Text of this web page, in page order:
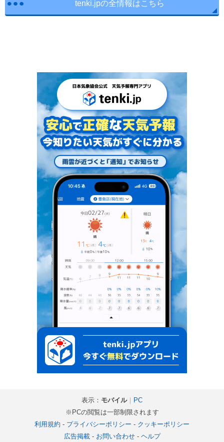
tenki.jpの全情報はこちら
表示： モバイル｜ PC
※PCの閲覧は一部制限されます
利用規約 - プライバシーポリシー - クッキーポリシー
広告掲載- お問い合わせ- ヘルプ